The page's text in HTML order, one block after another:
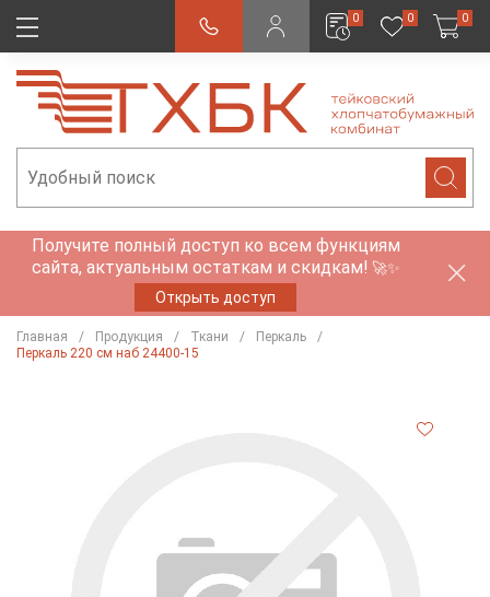
0 0 0
Получите полный доступ ко всем функциям
сайта, актуальным остаткам и скидкам! 🚀✨
Открыть доступ
Главная Продукция Ткани
Перкаль
Перкаль 220 см наб 24400-15